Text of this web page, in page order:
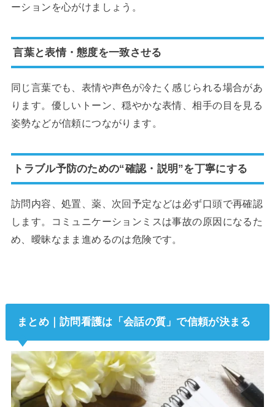
ーションを心がけましょう。
言葉と表情・態度を一致させる
同じ言葉でも、表情や声色が冷たく感じられる場合があ
ります。優しいトーン、穏やかな表情、相手の目を見る
姿勢などが信頼につながります。
トラブル予防のための“確認・説明”を丁寧にする
訪問内容、処置、薬、次回予定などは必ず口頭で再確認
します。コミュニケーションミスは事故の原因になるた
め、曖昧なまま進めるのは危険です。
まとめ｜訪問看護は「会話の質」で信頼が決まる